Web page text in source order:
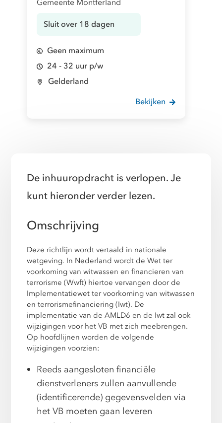
Gemeente Montferland
Sluit over 18 dagen
Geen maximum
24 - 32 uur p/w
Gelderland
Bekijken
De inhuuropdracht is verlopen. Je
kunt hieronder verder lezen.
Omschrijving
Deze richtlijn wordt vertaald in nationale
wetgeving. In Nederland wordt de Wet ter
voorkoming van witwassen en financieren van
terrorisme (Wwft) hiertoe vervangen door de
Implementatiewet ter voorkoming van witwassen
en terrorismefinanciering (Iwt). De
implementatie van de AMLD6 en de Iwt zal ook
wijzigingen voor het VB met zich meebrengen.
Op hoofdlijnen worden de volgende
wijzigingen voorzien:
Reeds aangesloten financiële
dienstverleners zullen aanvullende
(identificerende) gegevensvelden via
het VB moeten gaan leveren